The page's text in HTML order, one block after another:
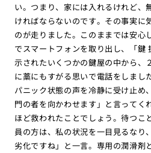
い。つまり、家には入れるけれど、
ければならないのです。その事実に
のが走りました。このままでは安心
でスマートフォンを取り出し、「鍵
示されたいくつかの鍵屋の中から、
に藁にもすがる思いで電話をしまし
パニック状態の声を冷静に受け止め
門の者を向かわせます」と言ってく
ほど救われたことでしょう。待つこ
員の方は、私の状況を一目見るなり
劣化ですね」と一言。専用の潤滑剤